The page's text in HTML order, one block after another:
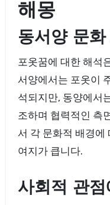
해몽
동서양 문화
포옷꿈에 대한 해석
서양에서는 포옷이
석되지만, 동양에서
조하며 협력적인 측
서 각 문화적 배경에
여지가 큽니다.
사회적 관점